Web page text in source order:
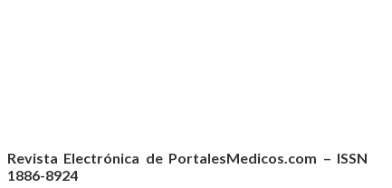
Revista Electrónica de PortalesMedicos.com – ISSN
1886-8924